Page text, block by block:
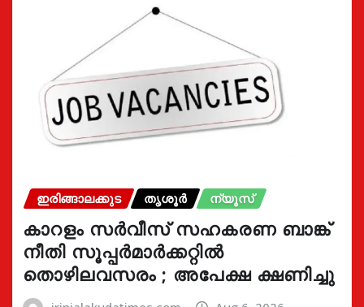
ഇരിങ്ങാലക്കുട തൃശൂർ ന്യൂസ്
കാറളം സർവീസ് സഹകരണ ബാങ്ക്
നീതി സൂപ്പർമാർക്കറ്റിൽ
തൊഴിലവസരം ; അപേക്ഷ ക്ഷണിച്ചു